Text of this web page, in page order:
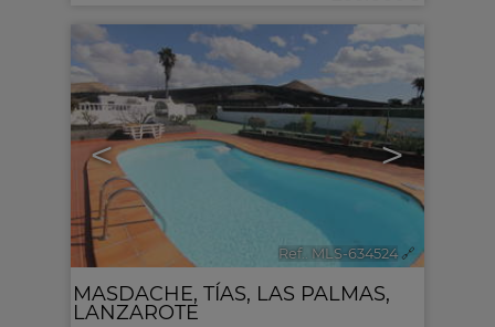
< >
Ref.. MLS-634524 🔗
MASDACHE, TÍAS, LAS PALMAS,
LANZAROTE